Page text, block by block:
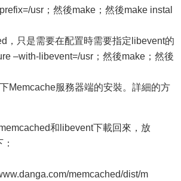
usr；然後make；然後make instal
，只是需要在配置時需要指定libevent的
–with-libevent=/usr；然後make；然後
Memcache服務器端的安裝。詳細的方
和libevent下載回來，放
memcached/dist/m